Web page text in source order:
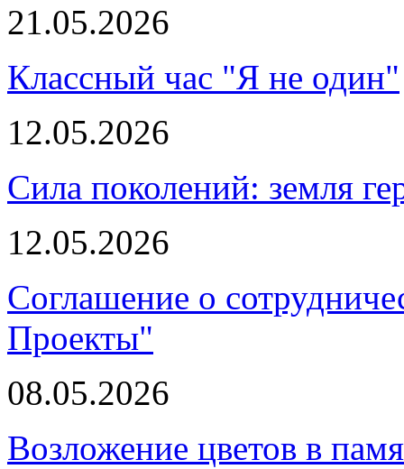
21.05.2026
Классный час "Я не один"
12.05.2026
Сила поколений: земля
12.05.2026
Соглашение о
Проекты"
08.05.2026
Возложение цветов в